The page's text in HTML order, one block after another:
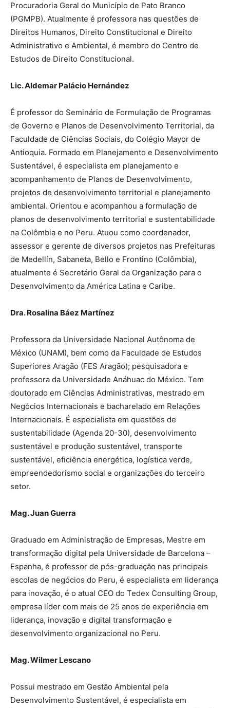
Procuradoria Geral do Município de Pato Branco
(PGMPB). Atualmente é professora nas questões de
Direitos Humanos, Direito Constitucional e Direito
Administrativo e Ambiental, é membro do Centro de
Estudos de Direito Constitucional.
Lic. Aldemar Palácio Hernández
É professor do Seminário de Formulação de Programas
de Governo e Planos de Desenvolvimento Territorial, da
Faculdade de Ciências Sociais, do Colégio Mayor de
Antioquia. Formado em Planejamento e Desenvolvimento
Sustentável, é especialista em planejamento e
acompanhamento de Planos de Desenvolvimento,
projetos de desenvolvimento territorial e planejamento
ambiental. Orientou e acompanhou a formulação de
planos de desenvolvimento territorial e sustentabilidade
na Colômbia e no Peru. Atuou como coordenador,
assessor e gerente de diversos projetos nas Prefeituras
de Medellín, Sabaneta, Bello e Frontino (Colômbia),
atualmente é Secretário Geral da Organização para o
Desenvolvimento da América Latina e Caribe.
Dra. Rosalina Báez Martínez
Professora da Universidade Nacional Autônoma de
México (UNAM), bem como da Faculdade de Estudos
Superiores Aragão (FES Aragão); pesquisadora e
professora da Universidade Anáhuac do México. Tem
doutorado em Ciências Administrativas, mestrado em
Negócios Internacionais e bacharelado em Relações
Internacionais. É especialista em questões de
sustentabilidade (Agenda 20-30), desenvolvimento
sustentável e produção sustentável, transporte
sustentável, eficiência energética, logística verde,
empreendedorismo social e organizações do terceiro
setor.
Mag. Juan Guerra
Graduado em Administração de Empresas, Mestre em
transformação digital pela Universidade de Barcelona –
Espanha, é professor de pós-graduação nas principais
escolas de negócios do Peru, é especialista em liderança
para inovação, é o atual CEO do Tedex Consulting Group,
empresa líder com mais de 25 anos de experiência em
liderança, inovação e digital transformação e
desenvolvimento organizacional no Peru.
Mag. Wilmer Lescano
Possui mestrado em Gestão Ambiental pela
Desenvolvimento Sustentável, é especialista em